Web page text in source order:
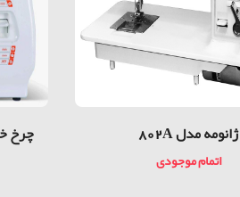
ژانومه مدل 802A
اتمام موجودی